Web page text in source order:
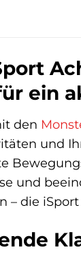
ein
den
und
und
– die